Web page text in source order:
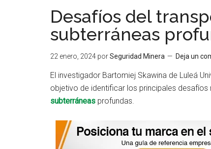
Desafíos del
subterráneas
22 enero, 2024 porSeguridad Minera Deja un
El investigador Bartomiej Skawina de Luleá
objetivo de identificar los principales
subterráneas profundas.